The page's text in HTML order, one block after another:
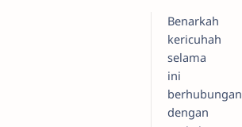
Benarkah
kericuhah
selama
ini
berhubungan
dengan